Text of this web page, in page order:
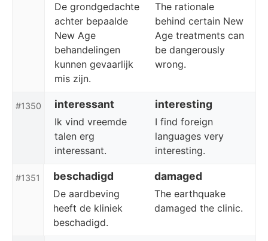
De grondgedachte
achter bepaalde
New Age
behandelingen
kunnen gevaarlijk
mis zijn.
The rationale
behind certain New
Age treatments can
be dangerously
wrong.
#1350 interessant interesting
Ik vind vreemde
talen erg
interessant.
I find foreign
languages very
interesting.
#1351 beschadigd damaged
De aardbeving
heeft de kliniek
beschadigd.
The earthquake
damaged the clinic.